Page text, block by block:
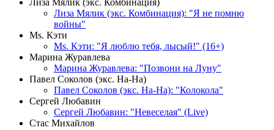
Лиза Мялик (экс. Комбинация)
Лиза Мялик (экс. Комбинация): "Я не помню
войны"
Мs. Кэти
Ms. Кэти: "Я люблю тебя, лысый!" (16+)
Марина Журавлева
Марина Журавлева: "Позвони на Луну"
Павел Соколов (экс. На-На)
Павел Соколов (экс. На-На): "Колокола"
Сергей Любавин
Сергей Любавин: "Невеселая" (Live)
Стас Михайлов